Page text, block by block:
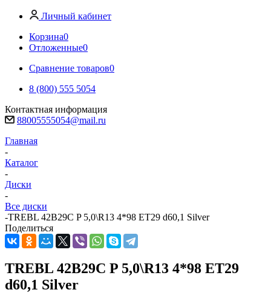
Личный кабинет
Корзина0
Отложенные0
Сравнение товаров0
8 (800) 555 5054
Контактная информация
88005555054@mail.ru
Главная
-
Каталог
-
Диски
-
Все диски
-TREBL 42B29C P 5,0\R13 4*98 ET29 d60,1 Silver
Поделиться
TREBL 42B29C P 5,0\R13 4*98 ET29
d60,1 Silver